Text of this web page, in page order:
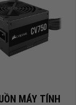
MÁY TÍNH